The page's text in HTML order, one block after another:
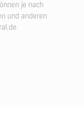
je nach
und anderen